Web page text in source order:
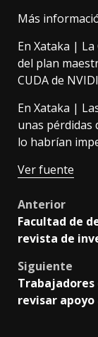
Más
En Xataka | La
del plan
CUDA de
En Xataka |
unas pérdidas
lo habrían
Ver fuente
Post
Anterior
Facultad de
revista de
Siguiente
Trabajadores
revisar apoyo